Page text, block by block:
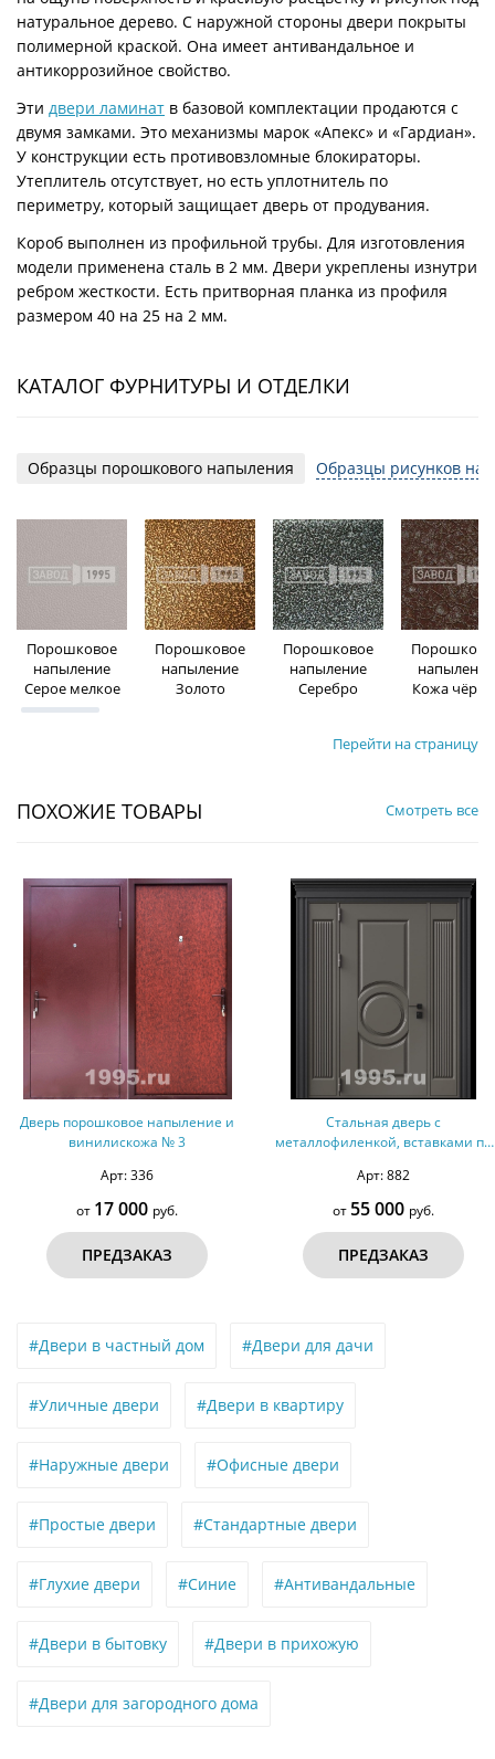
натуральное дерево. С наружной стороны двери покрыты
полимерной краской. Она имеет антивандальное и
антикоррозийное свойство.
Эти двери ламинат в базовой комплектации продаются с
двумя замками. Это механизмы марок «Апекс» и «Гардиан».
У конструкции есть противовзломные блокираторы.
Утеплитель отсутствует, но есть уплотнитель по
периметру, который защищает дверь от продувания.
Короб выполнен из профильной трубы. Для изготовления
модели применена сталь в 2 мм. Двери укреплены изнутри
ребром жесткости. Есть притворная планка из профиля
размером 40 на 25 на 2 мм.
КАТАЛОГ ФУРНИТУРЫ И ОТДЕЛКИ
Образцы порошкового напыления Образцы рисунков на
Порошковое
напыление
Серое мелкое
Порошковое
напыление
Золото
Порошковое
напыление
Серебро
напыление
Кожа
Перейти на страницу
ПОХОЖИЕ ТОВАРЫ Смотреть все
Дверь порошковое напыление и
винилискожа № 3
Арт: 336
17 000руб.
ПРЕДЗАКАЗ
Стальная дверь с
металлофиленкой, вставками по
покрытием RAL 7022 (тип №1)
Арт: 882
55 000руб.
ПРЕДЗАКАЗ
#Двери в частный дом #Двери для дачи
#Уличные двери #Двери в квартиру
#Наружные двери #Офисные двери
#Простые двери #Стандартные двери
#Глухие двери #Синие #Антивандальные
#Двери в бытовку #Двери в прихожую
#Двери для загородного дома